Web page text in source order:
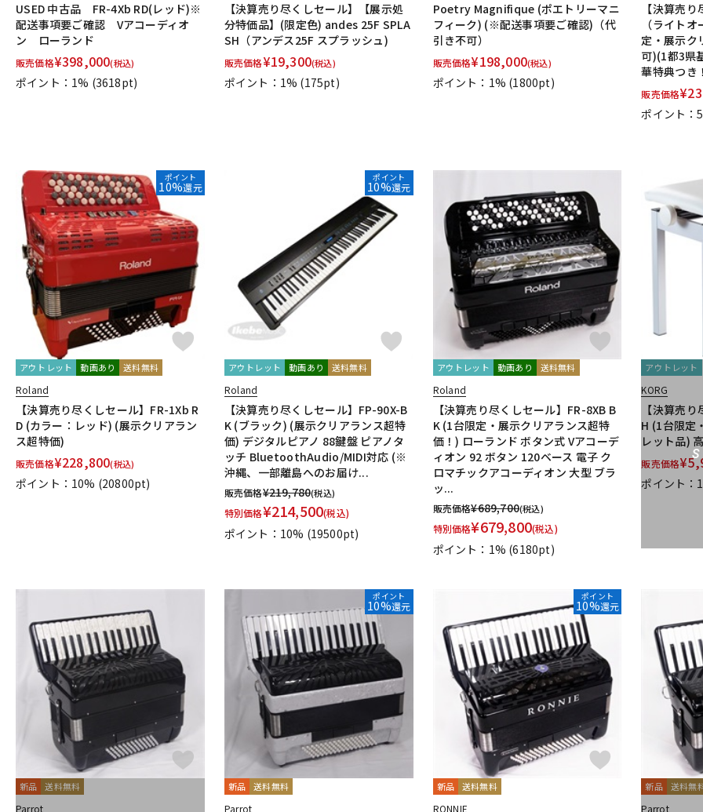
USED 中古品 FR-4Xb RD(レッド)※
配送事項要ご確認 Vアコーディオ
ン ローランド
販売価格¥398,000(税込)
ポイント：1% (3618pt)
【決算売り尽くしセール】【展示処
分特価品】(限定色) andes 25F SPLA
SH（アンデス25F スプラッシュ)
販売価格¥19,300(税込)
ポイント：1% (175pt)
Poetry Magnifique (ポエトリーマニ
フィーク) (※配送事項要ご確認)（代
引き不可）
販売価格¥198,000(税込)
ポイント：1% (1800pt)
【決算売
（ライト
定・展示ク
可)(1都3県
華特典つき
販売価格¥
ポイント：
ポイント
10%還元
アウトレット 動画あり 送料無料
Roland
【決算売り尽くしセール】FR-1Xb R
D (カラー：レッド) (展示クリアラン
ス超特価)
販売価格¥228,800(税込)
ポイント：10% (20800pt)
ポイント
10%還元
アウトレット 動画あり 送料無料
Roland
【決算売り尽くしセール】FP-90X-B
K (ブラック) (展示クリアランス超特
価) デジタルピアノ 88鍵盤 ピアノタ
ッチ BluetoothAudio/MIDI対応 (※
沖縄、一部離島へのお届け...
販売価格¥219,780(税込)
特別価格¥214,500(税込)
ポイント：10% (19500pt)
アウトレット 動画あり 送料無料
Roland
【決算売り尽くしセール】FR-8XB B
K (1台限定・展示クリアランス超特
価！) ローランド ボタン式 Vアコーデ
ィオン 92 ボタン 120ベース 電子 ク
ロマチックアコーディオン 大型 ブラ
ッ...
販売価格¥689,700(税込)
特別価格¥679,800(税込)
ポイント：1% (6180pt)
アウトレット
KORG
【決算売
H (1台限定
レット品)
販売価格¥
ポイント：
新品 送料無料
Parrot
ポイント
10%還元
新品 送料無料
Parrot
ポイント
10%還元
新品 送料無料
RONNIE
新品 送料無
Parrot